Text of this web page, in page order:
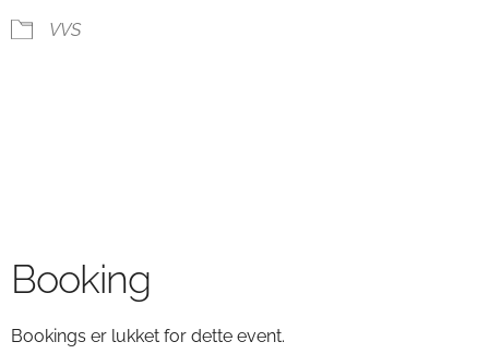
VVS
Booking
Bookings er lukket for dette event.